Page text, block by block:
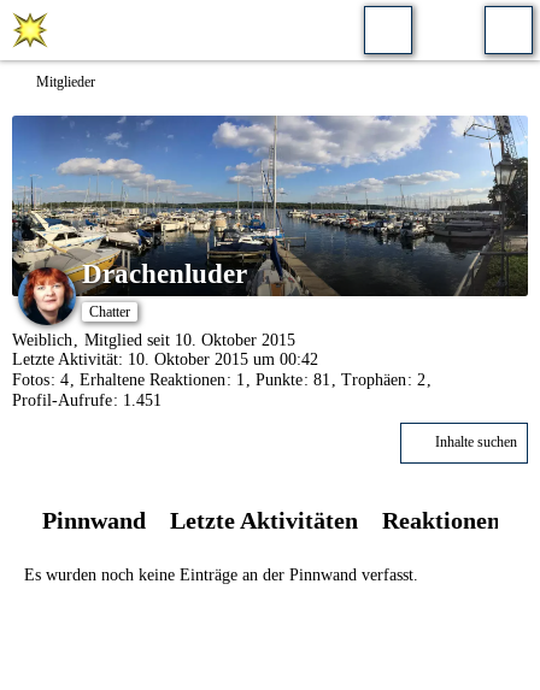
Mitglieder
Drachenluder
Chatter
Weiblich
Mitglied seit 10. Oktober 2015
Letzte Aktivität: 10. Oktober 2015 um 00:42
Fotos 4 Erhaltene Reaktionen 1 Punkte 81 Trophäen
2
Profil-Aufrufe
1.451
Inhalte suchen
Pinnwand Letzte Aktivitäten Reaktionen
Es wurden noch keine Einträge an der Pinnwand verfasst.